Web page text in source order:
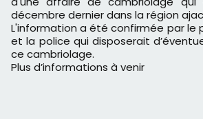
décembre dernier dans la région
L'information a été confirmée par le
et la police qui disposerait
ce cambriolage.
Plus d’informations à venir